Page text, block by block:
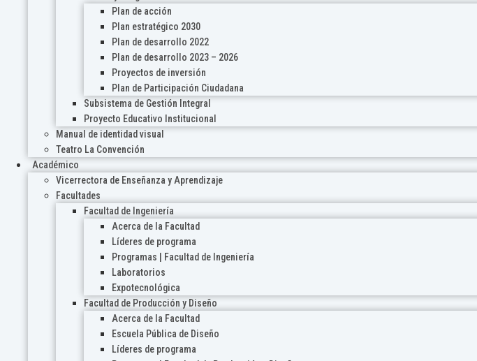
Plan de acción
Plan estratégico 2030
Plan de desarrollo 2022
Plan de desarrollo 2023 – 2026
Proyectos de inversión
Plan de Participación Ciudadana
Subsistema de Gestión Integral
Proyecto Educativo Institucional
Manual de identidad visual
Teatro La Convención
Académico
Vicerrectora de Enseñanza y Aprendizaje
Facultades
Facultad de Ingeniería
Acerca de la Facultad
Líderes de programa
Programas | Facultad de Ingeniería
Laboratorios
Expotecnológica
Facultad de Producción y Diseño
Acerca de la Facultad
Escuela Pública de Diseño
Líderes de programa